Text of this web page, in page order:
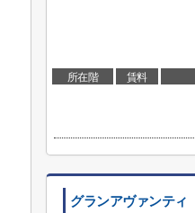
所在階 賃料
グランアヴァンティ